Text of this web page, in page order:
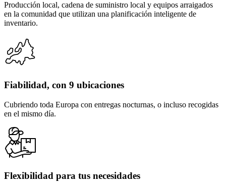
Producción local, cadena de suministro local y equipos arraigados
en la comunidad que utilizan una planificación inteligente de
inventario.
Fiabilidad, con 9 ubicaciones
Cubriendo toda Europa con entregas nocturnas, o incluso recogidas
en el mismo día.
Flexibilidad para tus necesidades